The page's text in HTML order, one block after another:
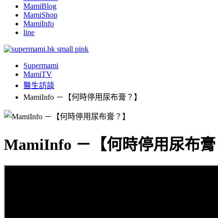
MamiBlog
MamiShop
MamiInfo
line
Supermami
MamiTV
醫生訪談
MamiInfo －【何時停用尿布膏？】
MamiInfo －【何時停用尿布